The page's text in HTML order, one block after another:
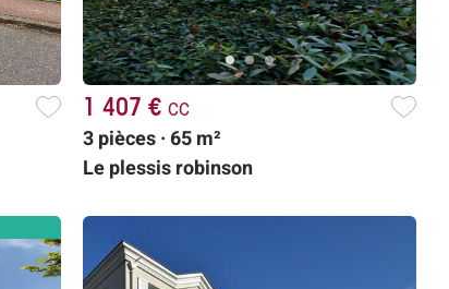
1 407 € cc
3 pièces · 65 m²
Le plessis robinson